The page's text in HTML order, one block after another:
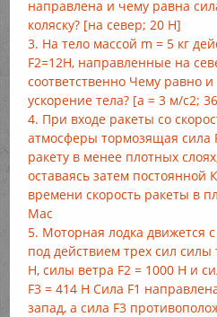
направлена и чему равна
коляску? [на север; 20 Н]
3. На тело массой m = 5 кг
F2=12H, направленные на
соответственно Чему равно
ускорение тела? [а = 3 м/с2;
4. При входе ракеты со
атмосферы тормозящая сила
ракету в менее плотных
оставаясь затем постоянной
времени скорость ракеты в
Мас
5. Моторная лодка движется
под действием трех сил силы
Н, силы ветра F2 = 1000 Н и
F3 = 414 Н Сила F1
запад, а сила F3